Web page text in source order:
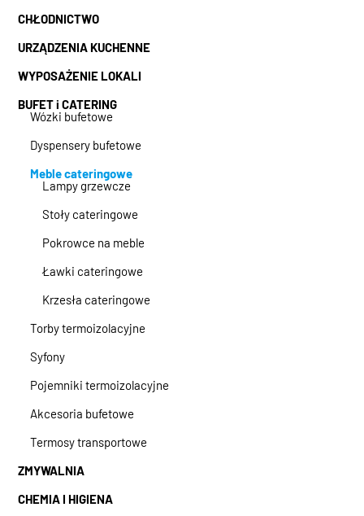
CHŁODNICTWO
URZĄDZENIA KUCHENNE
WYPOSAŻENIE LOKALI
BUFET i CATERING
Wózki bufetowe
Dyspensery bufetowe
Meble cateringowe
Lampy grzewcze
Stoły cateringowe
Pokrowce na meble
Ławki cateringowe
Krzesła cateringowe
Torby termoizolacyjne
Syfony
Pojemniki termoizolacyjne
Akcesoria bufetowe
Termosy transportowe
ZMYWALNIA
CHEMIA I HIGIENA